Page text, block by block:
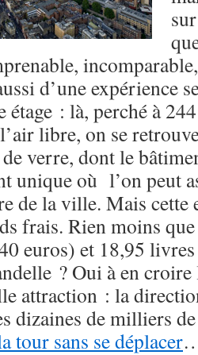
d’une expérience
étage : là, perché à
libre, on se
verre, dont le
unique où l’on peut
de la ville. Mais
frais. Rien moins
euros) et 18,95
? Oui à en croire
attraction : la
dizaines de milliers
tour sans se déplacer